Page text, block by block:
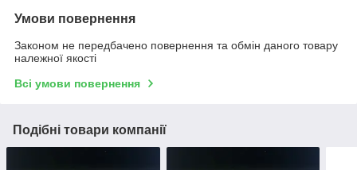
Умови повернення
Законом не передбачено повернення та обмін даного товару
належної якості
Всі умови повернення
Подібні товари компанії